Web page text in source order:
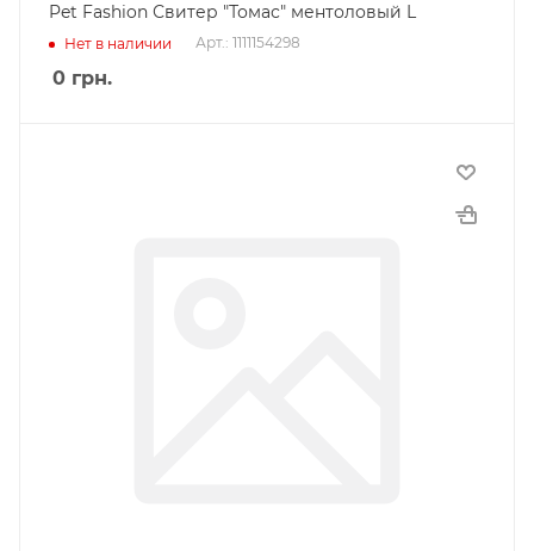
Pet Fashion Свитер "Томас" ментоловый L
Нет в наличии Арт.: 1111154298
0 грн.